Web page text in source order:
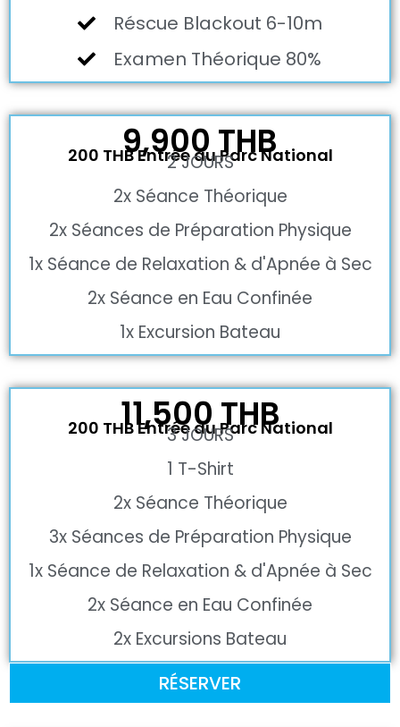
Réscue Blackout 6-10m
Examen Théorique 80%
9,900 THB
200 THB Entrée au Parc National
2 JOURS
2x Séance Théorique
2x Séances de Préparation Physique
1x Séance de Relaxation & d'Apnée à Sec
2x Séance en Eau Confinée
1x Excursion Bateau
11,500 THB
200 THB Entrée au Parc National
3 JOURS
1 T-Shirt
2x Séance Théorique
3x Séances de Préparation Physique
1x Séance de Relaxation & d'Apnée à Sec
2x Séance en Eau Confinée
2x Excursions Bateau
RÉSERVER